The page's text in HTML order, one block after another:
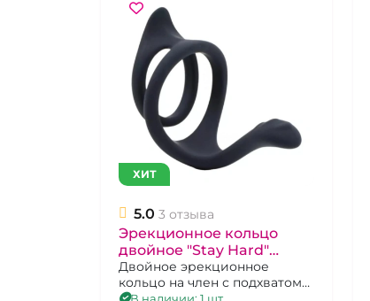
ХИТ
5.0 3 отзыва
Эрекционное кольцо
двойное "Stay Hard"
черное
Двойное эрекционное
кольцо на член с подхватом